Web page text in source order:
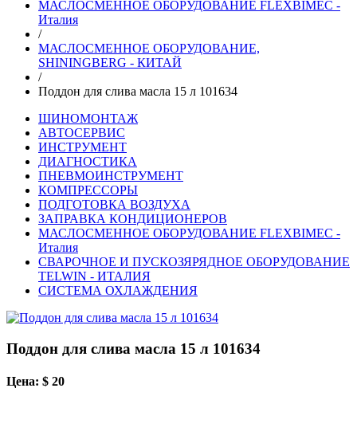
МАСЛОСМЕННОЕ ОБОРУДОВАНИЕ FLEXBIMEC -
Италия
/
МАСЛОСМЕННОЕ ОБОРУДОВАНИЕ,
SHININGBERG - КИТАЙ
/
Поддон для слива масла 15 л 101634
ШИНОМОНТАЖ
АВТОСЕРВИС
ИНСТРУМЕНТ
ДИАГНОСТИКА
ПНЕВМОИНСТРУМЕНТ
КОМПРЕССОРЫ
ПОДГОТОВКА ВОЗДУХА
ЗАПРАВКА КОНДИЦИОНЕРОВ
МАСЛОСМЕННОЕ ОБОРУДОВАНИЕ FLEXBIMEC -
Италия
СВАРОЧНОЕ И ПУСКОЗЯРЯДНОЕ ОБОРУДОВАНИЕ
TELWIN - ИТАЛИЯ
СИСТЕМА ОХЛАЖДЕНИЯ
Поддон для слива масла 15 л 101634
Цена: $ 20